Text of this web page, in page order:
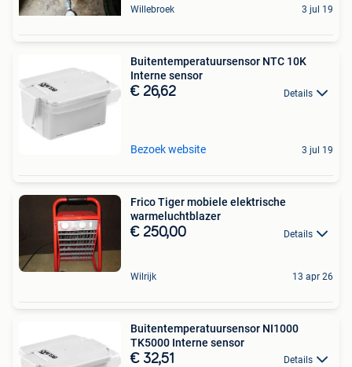
Willebroek 3 jul 19
Buitentemperatuursensor NTC 10K
Interne sensor
€ 26,62 Details
Bezoek website 3 jul 19
Frico Tiger mobiele elektrische
warmeluchtblazer
€ 250,00 Details
Wilrijk 13 apr 26
Buitentemperatuursensor NI1000
TK5000 Interne sensor
€ 32,51 Details